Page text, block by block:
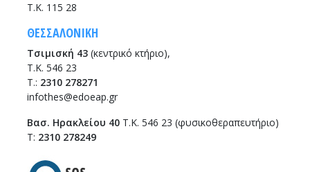
Τ.Κ. 115 28
ΘΕΣΣΑΛΟΝΙΚΗ
Τσιμισκή 43 (κεντρικό κτήριο),
Τ.Κ. 546 23
T.: 2310 278271
infothes@edoeap.gr
Βασ. Ηρακλείου 40 Τ.Κ. 546 23 (φυσικοθεραπευτήριο)
Τ: 2310 278249